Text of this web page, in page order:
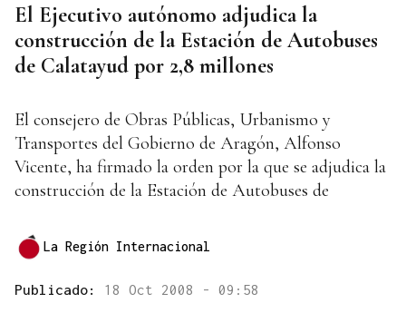
El Ejecutivo autónomo adjudica la
construcción de la Estación de Autobuses
de Calatayud por 2,8 millones
El consejero de Obras Públicas, Urbanismo y
Transportes del Gobierno de Aragón, Alfonso
Vicente, ha firmado la orden por la que se adjudica la
construcción de la Estación de Autobuses de
La Región Internacional
Publicado: 18 Oct 2008 - 09:58